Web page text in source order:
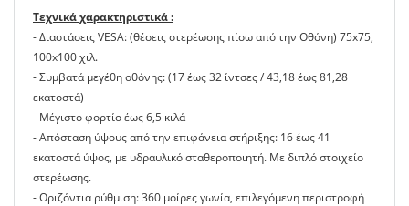
Τεχνικά χαρακτηριστικά :
- Διαστάσεις VESA: (θέσεις στερέωσης πίσω από την Οθόνη) 75x75,
100x100 χιλ.
- Συμβατά μεγέθη οθόνης: (17 έως 32 ίντσες / 43,18 έως 81,28
εκατοστά)
- Μέγιστο φορτίο έως 6,5 κιλά
- Απόσταση ύψους από την επιφάνεια στήριξης: 16 έως 41
εκατοστά ύψος, με υδραυλικό σταθεροποιητή. Με διπλό στοιχείο
στερέωσης.
- Οριζόντια ρύθμιση: 360 μοίρες γωνία, επιλεγόμενη περιστροφή